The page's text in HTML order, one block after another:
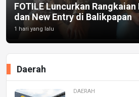
FOTILE Luncurkan
dan New Entry di Balikpapan
1 hari yang lalu
Daerah
DAERAH